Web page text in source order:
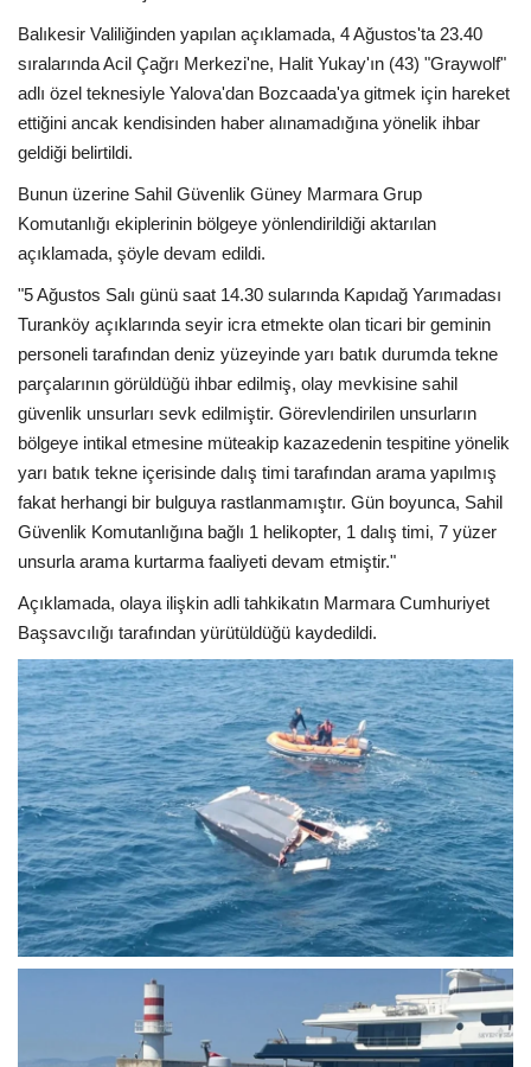
Balıkesir Valiliğinden yapılan açıklamada, 4 Ağustos'ta 23.40
sıralarında Acil Çağrı Merkezi'ne, Halit Yukay'ın (43) "Graywolf"
adlı özel teknesiyle Yalova'dan Bozcaada'ya gitmek için hareket
ettiğini ancak kendisinden haber alınamadığına yönelik ihbar
geldiği belirtildi.
Bunun üzerine Sahil Güvenlik Güney Marmara Grup
Komutanlığı ekiplerinin bölgeye yönlendirildiği aktarılan
açıklamada, şöyle devam edildi.
"5 Ağustos Salı günü saat 14.30 sularında Kapıdağ Yarımadası
Turanköy açıklarında seyir icra etmekte olan ticari bir geminin
personeli tarafından deniz yüzeyinde yarı batık durumda tekne
parçalarının görüldüğü ihbar edilmiş, olay mevkisine sahil
güvenlik unsurları sevk edilmiştir. Görevlendirilen unsurların
bölgeye intikal etmesine müteakip kazazedenin tespitine yönelik
yarı batık tekne içerisinde dalış timi tarafından arama yapılmış
fakat herhangi bir bulguya rastlanmamıştır. Gün boyunca, Sahil
Güvenlik Komutanlığına bağlı 1 helikopter, 1 dalış timi, 7 yüzer
unsurla arama kurtarma faaliyeti devam etmiştir."
Açıklamada, olaya ilişkin adli tahkikatın Marmara Cumhuriyet
Başsavcılığı tarafından yürütüldüğü kaydedildi.